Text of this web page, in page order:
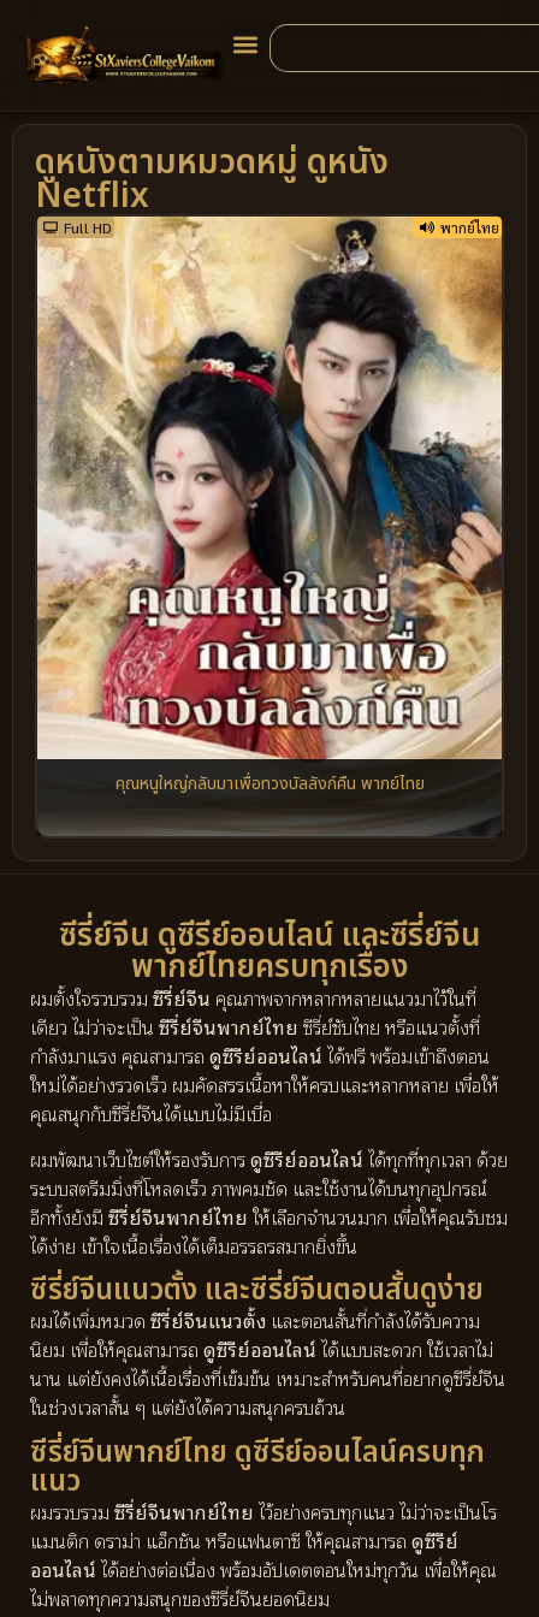
ดูหนังตามหมวดหมู่ ดูหนัง
Netflix
Full HD พากย์ไทย
คุณหนูใหญ่กลับมาเพื่อทวงบัลลังก์คืน พากย์ไทย
ซีรี่ย์จีน ดูซีรีย์ออนไลน์ และซีรี่ย์จีน
พากย์ไทยครบทุกเรื่อง
ผมตั้งใจรวบรวมซีรี่ย์จีน คุณภาพจากหลากหลายแนวมาไว้ในที่
เดียว ไม่ว่าจะเป็นซีรี่ย์จีนพากย์ไทยซีรี่ย์ซับไทย หรือแนวตั้งที่
กำลังมาแรง คุณสามารถดูซีรีย์ออนไลน์ได้ฟรี พร้อมเข้าถึงตอน
ใหม่ได้อย่างรวดเร็ว ผมคัดสรรเนื้อหาให้ครบและหลากหลาย เพื่อให้
คุณสนุกกับซีรี่ย์จีนได้แบบไม่มีเบื่อ
ผมพัฒนาเว็บไซต์ให้รองรับการดูซีรีย์ออนไลน์ได้ทุกที่ทุกเวลา ด้วย
ระบบสตรีมมิ่งที่โหลดเร็ว ภาพคมชัด และใช้งานได้บนทุกอุปกรณ์
อีกทั้งยังมีซีรี่ย์จีนพากย์ไทยให้เลือกจำนวนมาก เพื่อให้คุณรับชม
ได้ง่าย เข้าใจเนื้อเรื่องได้เต็มอรรถรสมากยิ่งขึ้น
ซีรี่ย์จีนแนวตั้ง และซีรี่ย์จีนตอนสั้นดูง่าย
ผมได้เพิ่มหมวดซีรี่ย์จีนแนวตั้ง และตอนสั้นที่กำลังได้รับความ
นิยม เพื่อให้คุณสามารถดูซีรีย์ออนไลน์ได้แบบสะดวก ใช้เวลาไม่
นาน แต่ยังคงได้เนื้อเรื่องที่เข้มข้น เหมาะสำหรับคนที่อยากดูซีรี่ย์จีน
ในช่วงเวลาสั้น ๆ แต่ยังได้ความสนุกครบถ้วน
ซีรี่ย์จีนพากย์ไทย ดูซีรีย์ออนไลน์ครบทุก
แนว
ผมรวบรวมซีรี่ย์จีนพากย์ไทยไว้อย่างครบทุกแนว ไม่ว่าจะเป็นโร
แมนติก ดราม่า แอ็กชัน หรือแฟนตาซี ให้คุณสามารถดูซีรีย์
ออนไลน์ได้อย่างต่อเนื่อง พร้อมอัปเดตตอนใหม่ทุกวัน เพื่อให้คุณ
ไม่พลาดทุกความสนุกของซีรี่ย์จีนยอดนิยม